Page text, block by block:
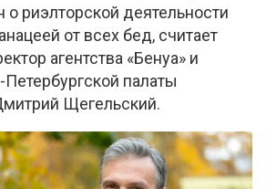
о риэлторской деятельности
от всех бед, считает
агентства «Бенуа» и
палаты
Щегельский.